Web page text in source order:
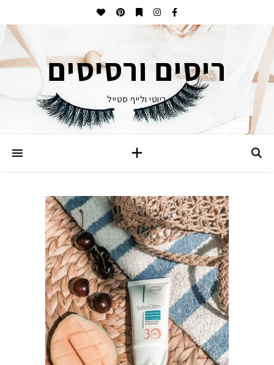
ריסים ורסיסים
ביוטי ולייף סטייל